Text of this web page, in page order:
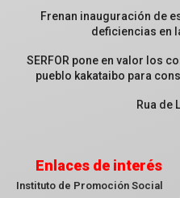
Frenan inauguración de
deficiencias en
SERFOR pone en valor los
pueblo kakataibo para
Rua de
Enlaces de interés
Instituto de Promoción Social